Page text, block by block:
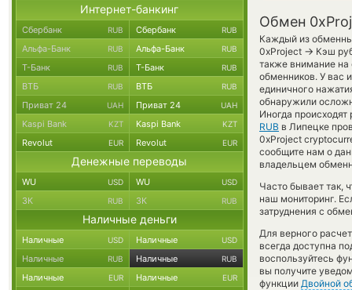
Обмен
Каждый из
0xProject → Кэш
также внимание на
обменников. У вас
единичного
обнаружили
Иногда
RUB в Липецке
0xProject
сообщите нам о
владельцем
Часто бывает так,
наш мониторинг.
затруднения с
Для верного
всегда доступна
воспользуйтесь
вы получите
функции Двойной
Интернет-банкинг
Сбербанк RUB Сбербанк RUB
Альфа-Банк RUB Альфа-Банк RUB
Т-Банк RUB Т-Банк RUB
ВТБ RUB ВТБ RUB
Приват 24 UAH Приват 24 UAH
Kaspi Bank KZT Kaspi Bank KZT
Revolut EUR Revolut EUR
Денежные переводы
WU USD WU USD
ЗК RUB ЗК RUB
Наличные деньги
Наличные USD Наличные USD
Наличные RUB Наличные RUB
Наличные EUR Наличные EUR